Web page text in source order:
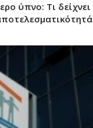
ύπνο: Τι δείχνει